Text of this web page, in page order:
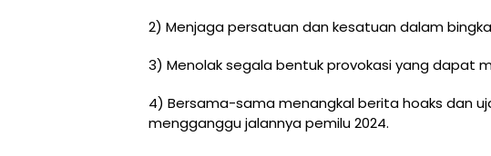
2) Menjaga persatuan dan kesatuan dalam
3) Menolak segala bentuk provokasi yang dapat
4) Bersama-sama menangkal berita hoaks dan
mengganggu jalannya pemilu 2024.